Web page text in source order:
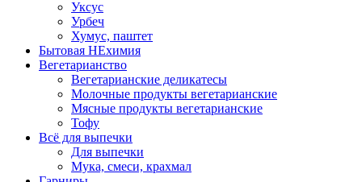
Уксус
Урбеч
Хумус, паштет
Бытовая НЕхимия
Вегетарианство
Вегетарианские деликатесы
Молочные продукты вегетарианские
Мясные продукты вегетарианские
Тофу
Всё для выпечки
Для выпечки
Мука, смеси, крахмал